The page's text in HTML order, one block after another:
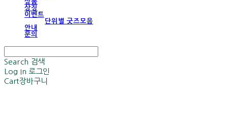
상징
이벤트
단위별 굿즈모음
안내
문의
Search 검색
Log In 로그인
Cart장바구니